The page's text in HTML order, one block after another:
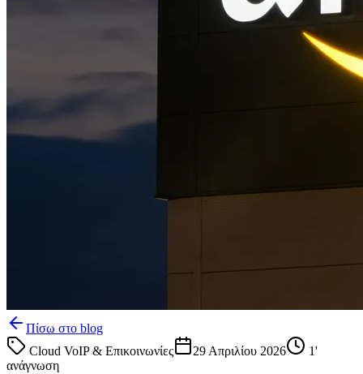
Πίσω στο blog
Cloud VoIP & Επικοινωνίες
29 Απριλίου 2026 1'
ανάγνωση